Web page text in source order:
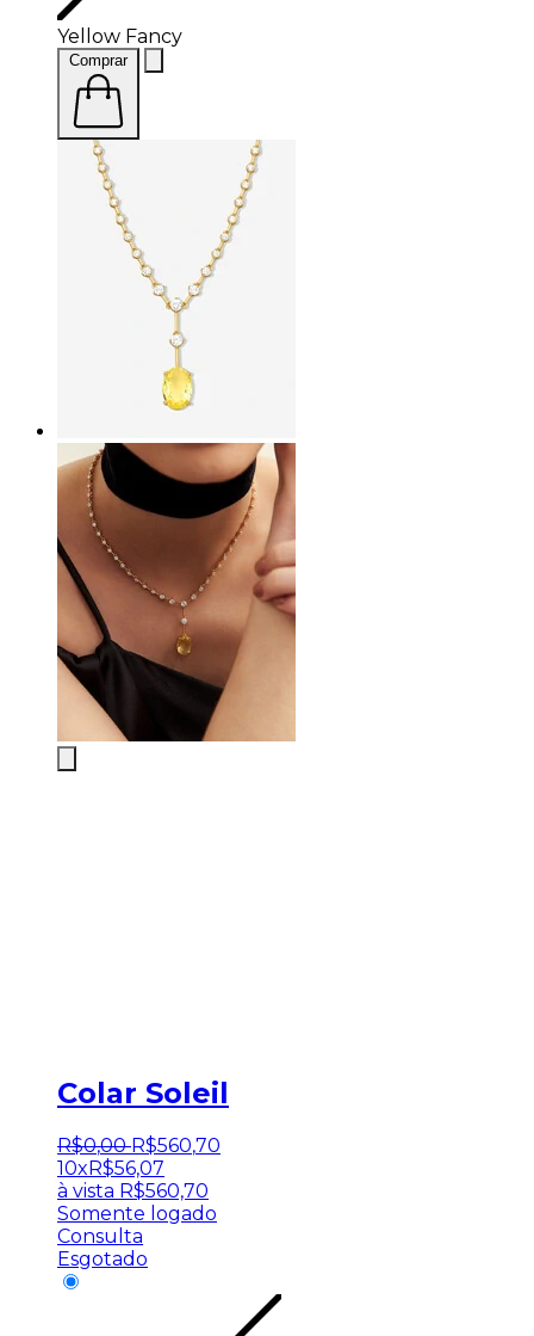
Yellow Fancy
Comprar
Colar Soleil
R$0,00 R$560,70
10x R$56,07
à vista R$560,70
Somente logado
Consulta
Esgotado